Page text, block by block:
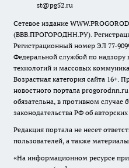
st@pg52.ru
Сетевое издание
(ВВВ.ПРОГОРОДНН.РУ).
Регистрационный номер ЭЛ 77-
Федеральной службой по
технологий и массовых
Возрастная категория сайта 16+.
новостного портала
обязательна, в противном случае
законодательства РФ об
Редакция портала не несет
пользователей, а также
«На информационном ресурсе